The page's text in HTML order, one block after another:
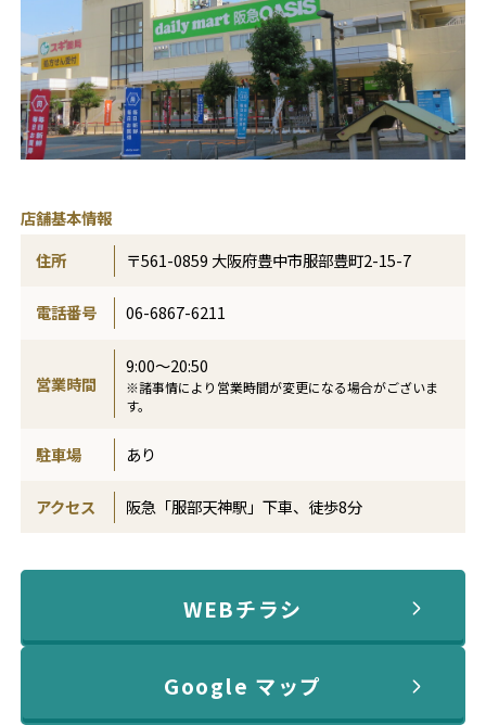
店舗基本情報
住所
〒561-0859 大阪府豊中市服部豊町2-15-7
電話番号 06-6867-6211
営業時間
9:00～20:50
※諸事情により営業時間が変更になる場合がございま
す。
駐車場 あり
アクセス 阪急「服部天神駅」下車、徒歩8分
WEBチラシ
Google マップ